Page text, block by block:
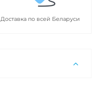
Доставка по всей Беларуси